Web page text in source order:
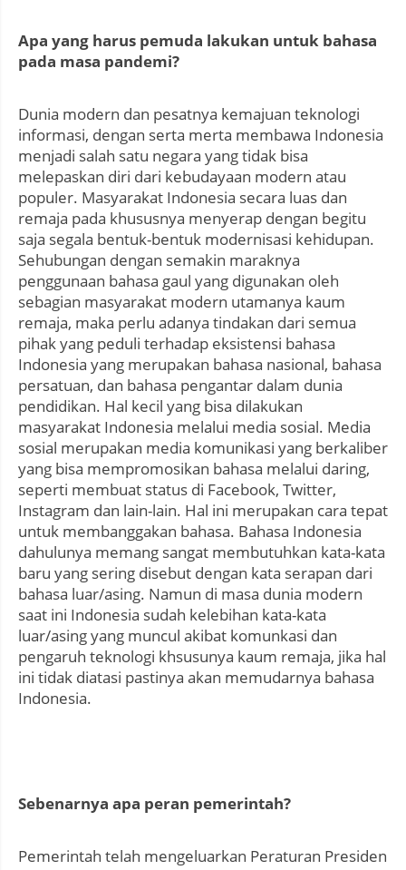
Apa yang harus pemuda lakukan untuk bahasa
pada masa pandemi?
Dunia modern dan pesatnya kemajuan teknologi
informasi, dengan serta merta membawa Indonesia
menjadi salah satu negara yang tidak bisa
melepaskan diri dari kebudayaan modern atau
populer. Masyarakat Indonesia secara luas dan
remaja pada khususnya menyerap dengan begitu
saja segala bentuk-bentuk modernisasi kehidupan.
Sehubungan dengan semakin maraknya
penggunaan bahasa gaul yang digunakan oleh
sebagian masyarakat modern utamanya kaum
remaja, maka perlu adanya tindakan dari semua
pihak yang peduli terhadap eksistensi bahasa
Indonesia yang merupakan bahasa nasional, bahasa
persatuan, dan bahasa pengantar dalam dunia
pendidikan. Hal kecil yang bisa dilakukan
masyarakat Indonesia melalui media sosial. Media
sosial merupakan media komunikasi yang berkaliber
yang bisa mempromosikan bahasa melalui daring,
seperti membuat status di Facebook, Twitter,
Instagram dan lain-lain. Hal ini merupakan cara tepat
untuk membanggakan bahasa. Bahasa Indonesia
dahulunya memang sangat membutuhkan kata-kata
baru yang sering disebut dengan kata serapan dari
bahasa luar/asing. Namun di masa dunia modern
saat ini Indonesia sudah kelebihan kata-kata
luar/asing yang muncul akibat komunkasi dan
pengaruh teknologi khsusunya kaum remaja, jika hal
ini tidak diatasi pastinya akan memudarnya bahasa
Indonesia.
Sebenarnya apa peran pemerintah?
Pemerintah telah mengeluarkan Peraturan Presiden